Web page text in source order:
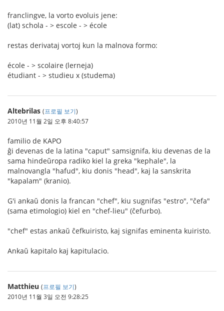
franclingve, la vorto evoluis jene:
(lat) schola - > escole - > école
restas derivataj vortoj kun la malnova formo:
école - > scolaire (lerneja)
étudiant - > studieu x (studema)
Altebrilas (프로필 보기)
2010년 11월 2일 오후 8:40:57
familio de KAPO
ĝi devenas de la latina "caput" samsignifa, kiu devenas de la
sama hindeŭropa radiko kiel la greka "kephale", la
malnovangla "hafud", kiu donis "head", kaj la sanskrita
"kapalam" (kranio).
G'i ankaŭ donis la francan "chef", kiu sugnifas "estro", "ĉefa"
(sama etimologio) kiel en "chef-lieu" (ĉefurbo).
"chef" estas ankaŭ ĉefkuiristo, kaj signifas eminenta kuiristo.
Ankaŭ kapitalo kaj kapitulacio.
Matthieu (프로필 보기)
2010년 11월 3일 오전 9:28:25